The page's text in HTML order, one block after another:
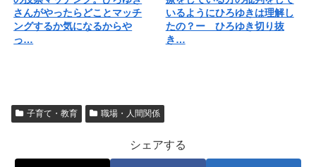
さんがやったらどことマッチ
ングするか気になるからや
っ…
いるようにひろゆきは理解し
たの？ー ひろゆき切り抜
き…
子育て・教育 職場・人間関係
シェアする